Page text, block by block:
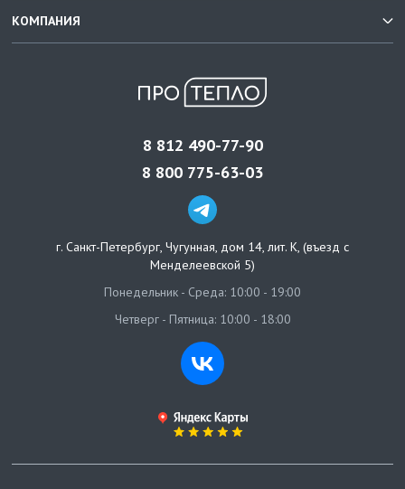
КОМПАНИЯ
8 812 490-77-90
8 800 775-63-03
г. Санкт-Петербург, Чугунная, дом 14, лит. К, (въезд с
Менделеевской 5)
Понедельник - Среда: 10:00 - 19:00
Четверг - Пятница: 10:00 - 18:00